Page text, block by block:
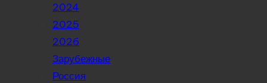
2024
2025
2026
Зарубежные
Россия